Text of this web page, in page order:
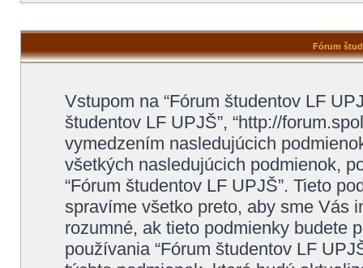
Fórum
Vstupom na “Fórum študentov LF
študentov LF UPJŠ”, “http://
vymedzením nasledujúcich
všetkých nasledujúcich podmienok,
“Fórum študentov LF UPJŠ”. Tieto
spravíme všetko preto, aby sme Vás
rozumné, ak tieto podmienky budete
používania “Fórum študentov LF